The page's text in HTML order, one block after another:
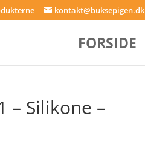
kontakt@buksepigen.dk
FORSIDE
– Silikone –